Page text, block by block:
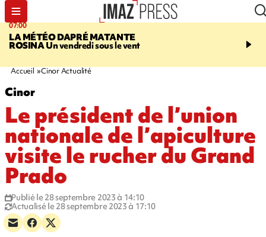
07:00
LA MÉTÉO DAPRÉ MATANTE
ROSINAUn vendredi sous le vent
07:58
téléphérique Papang
Accueil Cinor Actualité
Cinor
Le président de l’union
nationale de l’apiculture
visite le rucher du Grand
Prado
Publié le 28 septembre 2023 à 14:10
Actualisé le 28 septembre 2023 à 17:10